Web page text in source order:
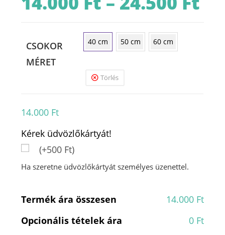
CSOKOR
MÉRET
40 cm 50 cm 60 cm
Törlés
14.000 Ft
Kérek üdvözlőkártyát!
(+500 Ft)
Ha szeretne üdvözlőkártyát személyes üzenettel.
Termék ára összesen
14.000 Ft
Opcionális tételek ára
0 Ft